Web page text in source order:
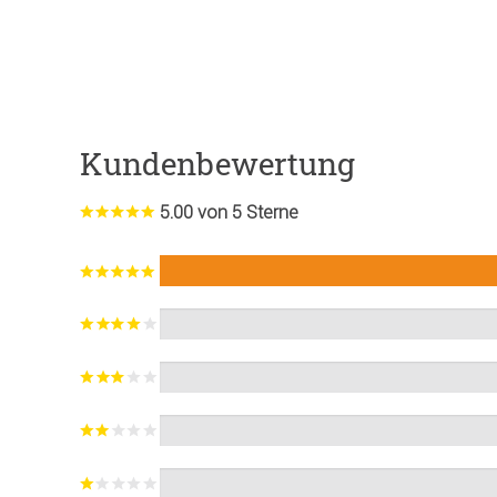
Kundenbewertung
5.00 von 5 Sterne